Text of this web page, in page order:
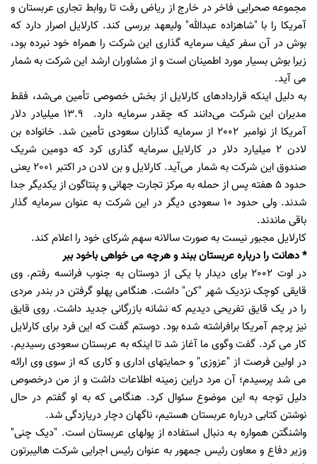
مجموعه صحرایی فاخر در خارج از ریاض رفت تا روابط تجاری عربستان و
آمریکا را با "شاهزاده عبدالله" ولیعهد بررسی کند. کارلایل اصرار دارد که
بوش در آن سفر کیف سرمایه گذاری این شرکت را همراه خود نبرده بود،
زیرا بوش بسیار مورد اطمینان است و از مشاوران ارشد این شرکت به شمار
می آید.
به دلیل اینکه قراردادهای کارلایل از بخش خصوصی تأمین می‌شد، فقط
مدیران این شرکت می‌دانند که چقدر سرمایه دارد. 13.9 میلیادر دلار
آمریکا از نوامبر 2002 از سرمایه گذاران سعودی تأمین شد. خانواده بن
لادن 2 میلیارد دلار در کارلایل سرمایه گذاری کرد که دومین شریک
صندوق این شرکت به شمار می‌آید. کارلایل و بن لادن در اکتبر 2001 یعنی
حدود 5 هفته پس از حمله به مرکز تجارت جهانی و پنتاگون از یکدیگر جدا
شدند. ولی حدود 10 سعودی دیگر در این شرکت به عنوان سرمایه گذار
باقی ماندند.
کارلایل مجبور نیست به صورت سالانه سهم شرکای خود را اعلام کند.
* دهانت را درباره عربستان ببند و هرچه می خواهی باخود ببر
در اوت 2002 برای دیدار با یکی از دوستان به جنوب فرانسه رفتم. وی
قایقی کوچک نزدیک شهر "کن" داشت. هنگامی پهلو گرفتن در بندر مردی
را در یک قایق تفریحی دیدیم که نشانه بازرگانی جدید داشت. روی قایق
نیز پرچم آمریکا برافراشته شده بود. دوستم گفت که این فرد برای کارلایل
کار می کرد. گفت وگوی ما آغاز شد تا اینکه به عربستان سعودی رسیدیم.
در اولین فرصت از "عزوزی" و حمایتهای اداری و کاری که از سوی وی ارائه
می شد پرسیدم؛ آن مرد دراین زمینه اطلاعات داشت و از من درخصوص
دلیل توجه به این موضوع سئوال کرد. هنگامی که به او گفتم در حال
نوشتن کتابی درباره عربستان هستیم، ناگهان دچار دریازدگی شد.
واشنگتن همواره به دنبال استفاده از پولهای عربستان است. "دیک چنی"
وزیر دفاع و معاون رئیس جمهور به عنوان رئیس اجرایی شرکت هالیبرتون